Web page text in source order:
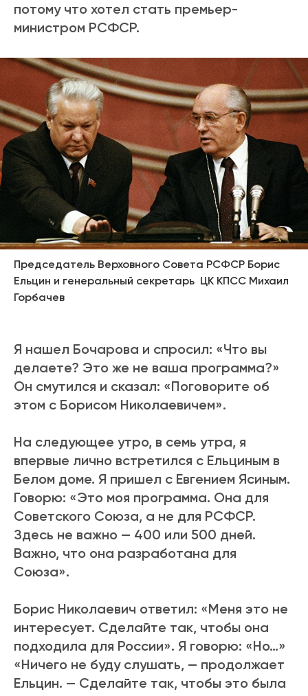
потому что хотел стать премьер-
министром РСФСР.
Председатель Верховного Совета РСФСР Борис
Ельцин и генеральный секретарь ЦК КПСС Михаил
Горбачев
Я нашел Бочарова и спросил: «Что вы
делаете? Это же не ваша программа?»
Он смутился и сказал: «Поговорите об
этом с Борисом Николаевичем».
На следующее утро, в семь утра, я
впервые лично встретился с Ельциным в
Белом доме. Я пришел с Евгением Ясиным.
Говорю: «Это моя программа. Она для
Советского Союза, а не для РСФСР.
Здесь не важно — 400 или 500 дней.
Важно, что она разработана для
Союза».
Борис Николаевич ответил: «Меня это не
интересует. Сделайте так, чтобы она
подходила для России». Я говорю: «Но…»
«Ничего не буду слушать, — продолжает
Ельцин. — Сделайте так, чтобы это была